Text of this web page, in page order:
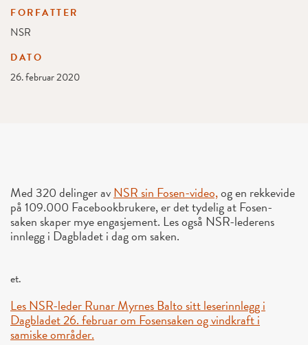
FORFATTER
NSR
DATO
26. februar 2020
Med 320 delinger avNSR sin Fosen-video,og en rekkevide
på 109.000 Facebookbrukere, er det tydelig at Fosen-
saken skaper mye engasjement. Les også NSR-lederens
innlegg i Dagbladet i dag om saken.
et.
Les NSR-leder Runar Myrnes Balto sitt leserinnlegg i
Dagbladet 26. februar om Fosensaken og vindkraft i
samiske områder.